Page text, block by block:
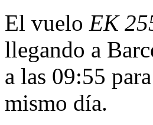
El vuelo EK
llegando a
a las 09:55
mismo día.